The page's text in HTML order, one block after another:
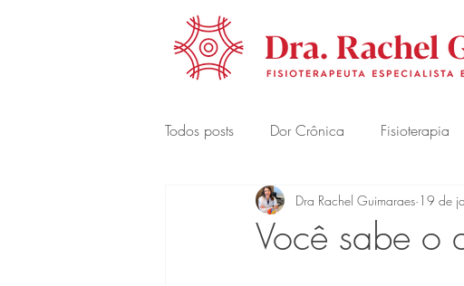
Todos posts Dor Crônica Fisioterapia
Você sabe o
Dra Rachel Guimaraes 19 de